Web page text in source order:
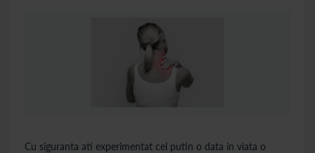
Cu siguranta ati experimentat cel putin o data in viata o